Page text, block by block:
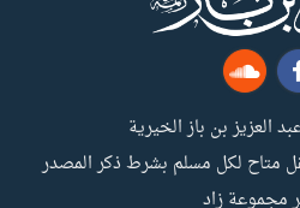
العزيز بن باز الخيرية
متاح لكل مسلم بشرط ذكر المصدر
مجموعة زاد